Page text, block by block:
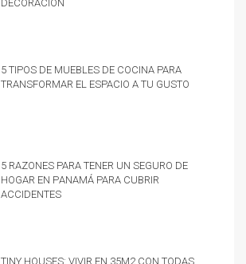
5 tipos de muebles de cocina para
transformar el espacio a tu gusto
5 razones para tener un Seguro de
hogar en Panamá para cubrir
accidentes
Tiny Houses: vivir en 35m2 con todas